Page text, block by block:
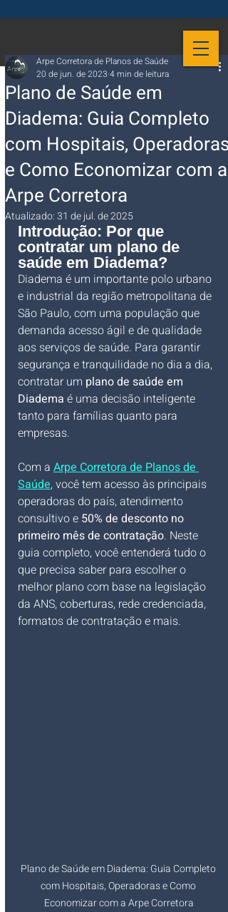
Plano de Saúde em
Diadema: Guia Completo
com Hospitais, Operadoras
e Como Economizar com a
Arpe Corretora
Arpe Corretora de Planos de Saúde
20 de jun. de 2023 4 min de leitura
Atualizado:31 de jul. de 2025
Introdução: Por que
contratar um plano de
saúde em Diadema?
Diadema é um importante polo urbano
e industrial da região metropolitana de
São Paulo, com uma população que
demanda acesso ágil e de qualidade
aos serviços de saúde. Para garantir
segurança e tranquilidade no dia a dia,
contratar um plano de saúde em
Diadema é uma decisão inteligente
tanto para famílias quanto para
empresas.
Com a Arpe Corretora de Planos de
Saúde, você tem acesso às principais
operadoras do país, atendimento
consultivo e 50% de desconto no
primeiro mês de contratação. Neste
guia completo, você entenderá tudo o
que precisa saber para escolher o
melhor plano com base na legislação
da ANS, coberturas, rede credenciada,
formatos de contratação e mais.
Plano de Saúde em Diadema: Guia Completo
com Hospitais, Operadoras e Como
Economizar com a Arpe Corretora